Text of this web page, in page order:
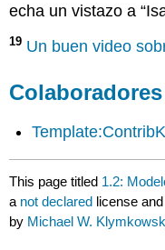
echa un vistazo a
19 Un buen video
This page titled 1.2:
a not declared license
by Michael W.